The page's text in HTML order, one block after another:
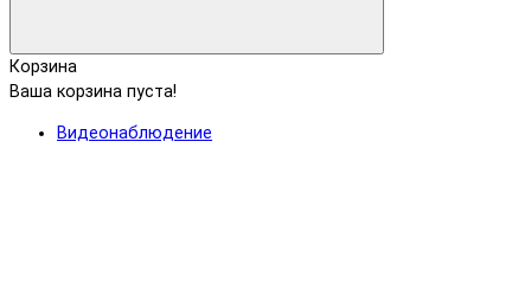
Корзина
Ваша корзина пуста!
Видеонаблюдение